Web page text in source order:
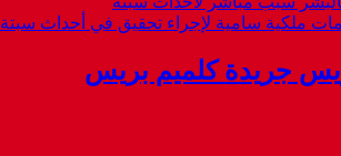
ملكية سامية لإجراء تحقيق في أحداث سبتة
جريدة كلميم بريس